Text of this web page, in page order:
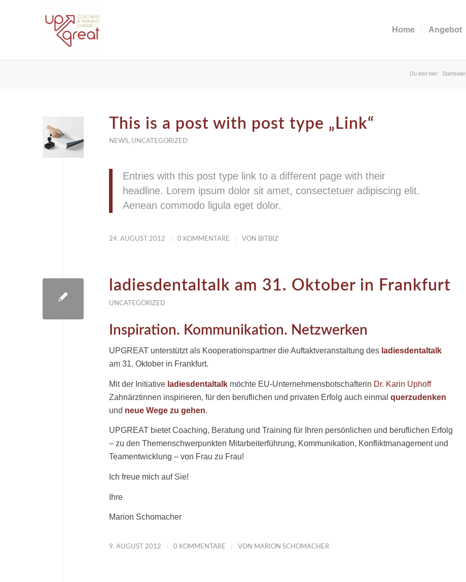
Home Angebot
Du bist hier: Startseite
This is a post with post type „Link“
NEWS, UNCATEGORIZED
Entries with this post type link to a different page with their
headline. Lorem ipsum dolor sit amet, consectetuer adipiscing elit.
Aenean commodo ligula eget dolor.
24. AUGUST 2012 / 0 KOMMENTARE / VON BITBIZ
ladiesdentaltalk am 31. Oktober in Frankfurt
UNCATEGORIZED
Inspiration. Kommunikation. Netzwerken
UPGREAT unterstützt als Kooperationspartner die Auftaktveranstaltung des ladiesdental talk
am 31. Oktober in Frankfurt.
Mit der Initiative ladiesdentaltalkmöchte EU-Unternehmensbotschafterin Dr. Karin Uphoff
Zahnärztinnen inspirieren, für den beruflichen und privaten Erfolg auch einmal querzudenken
und neue Wege zu gehen.
UPGREAT bietet Coaching, Beratung und Training für Ihren persönlichen und beruflichen Erfolg
– zu den Themenschwerpunkten Mitarbeiterführung, Kommunikation, Konfliktmanagement und
Teamentwicklung – von Frau zu Frau!
Ich freue mich auf Sie!
Ihre
Marion Schomacher
9. AUGUST 2012 / 0 KOMMENTARE / VON MARION SCHOMACHER